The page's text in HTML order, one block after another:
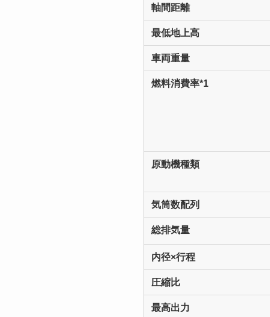
軸間距離
最低地上高
車両重量
燃料消費率*1
原動機種類
気筒数配列
総排気量
内径×行程
圧縮比
最高出力